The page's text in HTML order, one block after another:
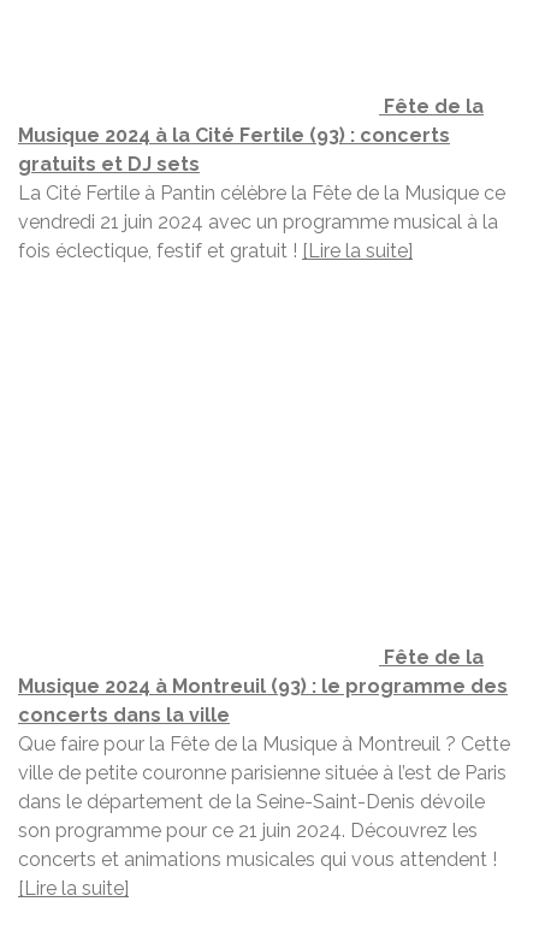
Fête de la
Musique 2024 à la Cité Fertile (93) : concerts
gratuits et DJ sets
La Cité Fertile à Pantin célèbre la Fête de la Musique ce
vendredi 21 juin 2024 avec un programme musical à la
fois éclectique, festif et gratuit ! [Lire la suite]
Fête de la
Musique 2024 à Montreuil (93) : le programme des
concerts dans la ville
Que faire pour la Fête de la Musique à Montreuil ? Cette
ville de petite couronne parisienne située à l’est de Paris
dans le département de la Seine-Saint-Denis dévoile
son programme pour ce 21 juin 2024. Découvrez les
concerts et animations musicales qui vous attendent !
[Lire la suite]